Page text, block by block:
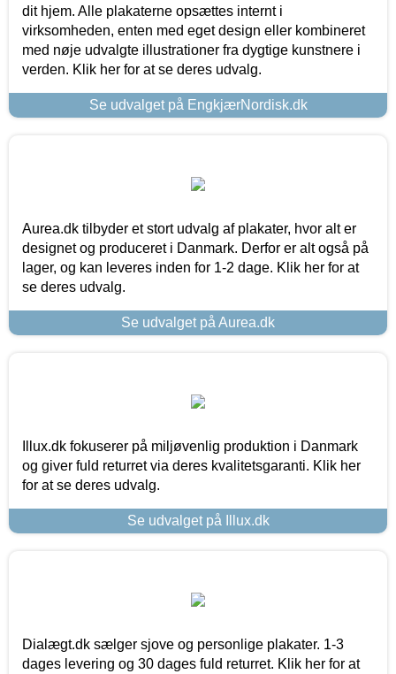
dit hjem. Alle plakaterne opsættes internt i
virksomheden, enten med eget design eller kombineret
med nøje udvalgte illustrationer fra dygtige kunstnere i
verden. Klik her for at se deres udvalg.
Se udvalget på EngkjærNordisk.dk
Aurea.dk tilbyder et stort udvalg af plakater, hvor alt er
designet og produceret i Danmark. Derfor er alt også på
lager, og kan leveres inden for 1-2 dage. Klik her for at
se deres udvalg.
Se udvalget på Aurea.dk
Illux.dk fokuserer på miljøvenlig produktion i Danmark
og giver fuld returret via deres kvalitetsgaranti. Klik her
for at se deres udvalg.
Se udvalget på Illux.dk
Dialægt.dk sælger sjove og personlige plakater. 1-3
dages levering og 30 dages fuld returret. Klik her for at